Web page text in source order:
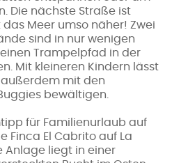
Die nächste Straße ist
Meer umso näher! Zwei
sind in nur wenigen
Trampelpfad in der
Mit kleineren Kindern lässt
außerdem mit den
bewältigen.
für Familienurlaub auf
Finca El Cabrito auf La
Anlage liegt in einer